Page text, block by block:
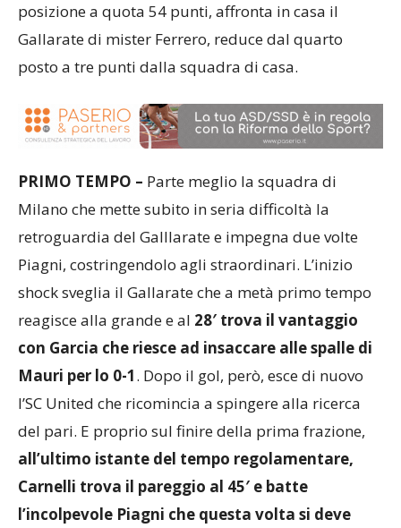
posizione a quota 54 punti, affronta in casa il
Gallarate di mister Ferrero, reduce dal quarto
posto a tre punti dalla squadra di casa.
PRIMO TEMPO – Parte meglio la squadra di
Milano che mette subito in seria difficoltà la
retroguardia del Galllarate e impegna due volte
Piagni, costringendolo agli straordinari. L’inizio
shock sveglia il Gallarate che a metà primo tempo
reagisce alla grande e al 28′ trova il vantaggio
con Garcia che riesce ad insaccare alle spalle di
Mauri per lo 0-1. Dopo il gol, però, esce di nuovo
l’SC United che ricomincia a spingere alla ricerca
del pari. E proprio sul finire della prima frazione,
all’ultimo istante del tempo regolamentare,
Carnelli trova il pareggio al 45′ e batte
l’incolpevole Piagni che questa volta si deve